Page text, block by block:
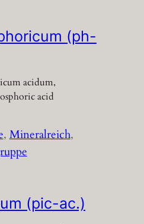
(ph-
acidum,
acid
, Mineralreich
(pic-ac.)